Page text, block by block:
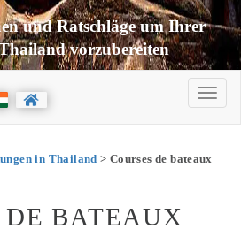
und Ratschläge um Ihrer
vorzubereiten
in Thailand > Courses de bateaux
DE BATEAUX